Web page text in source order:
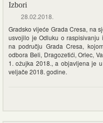
Izbori
28.02.2018.
Gradsko vijeće Grada Cresa, na
usvojilo je Odluku o
na području Grada Cresa,
odbora Beli, Dragozetići, Orlec,
1. ožujka 2018., a objavljena je
veljače 2018. godine.